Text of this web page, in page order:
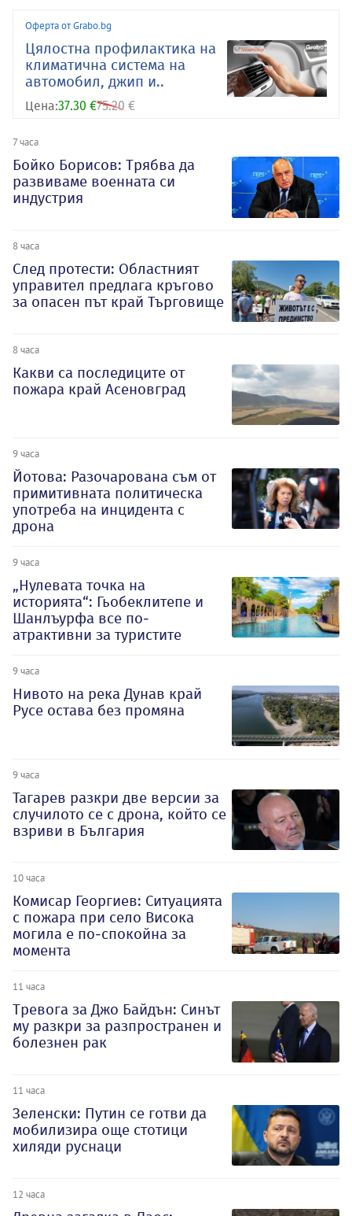
Оферта от Grabo.bg
Цялостна профилактика на
климатична система на
автомобил, джип и..
Цена:37.30 €75.20 €
7 часа
Бойко Борисов: Трябва да
развиваме военната си
индустрия
8 часа
След протести: Областният
управител предлага кръгово
за опасен път край Търговище
8 часа
Какви са последиците от
пожара край Асеновград
9 часа
Йотова: Разочарована съм от
примитивната политическа
употреба на инцидента с
дрона
9 часа
„Нулевата точка на
историята“: Гьобеклитепе и
Шанлъурфа все по-
атрактивни за туристите
9 часа
Нивото на река Дунав край
Русе остава без промяна
9 часа
Тагарев разкри две версии за
случилото се с дрона, който се
взриви в България
10 часа
Комисар Георгиев: Ситуацията
с пожара при село Висока
могила е по-спокойна за
момента
11 часа
Тревога за Джо Байдън: Синът
му разкри за разпространен и
болезнен рак
11 часа
Зеленски: Путин се готви да
мобилизира още стотици
хиляди руснаци
12 часа